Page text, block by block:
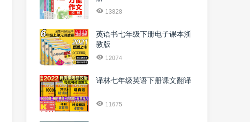
13828
英语书七年级下册电子课本浙
教版
12074
译林七年级英语下册课文翻译
11675